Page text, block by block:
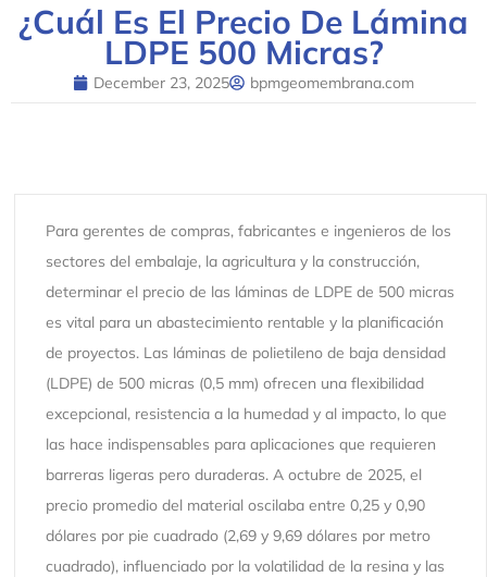
¿Cuál Es El Precio De Lámina
LDPE 500 Micras?
December 23, 2025 bpmgeomembrana.com
Para gerentes de compras, fabricantes e ingenieros de los
sectores del embalaje, la agricultura y la construcción,
determinar el precio de las láminas de LDPE de 500 micras
es vital para un abastecimiento rentable y la planificación
de proyectos. Las láminas de polietileno de baja densidad
(LDPE) de 500 micras (0,5 mm) ofrecen una flexibilidad
excepcional, resistencia a la humedad y al impacto, lo que
las hace indispensables para aplicaciones que requieren
barreras ligeras pero duraderas. A octubre de 2025, el
precio promedio del material oscilaba entre 0,25 y 0,90
dólares por pie cuadrado (2,69 y 9,69 dólares por metro
cuadrado), influenciado por la volatilidad de la resina y las